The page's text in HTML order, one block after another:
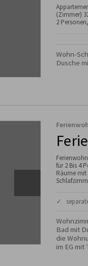
(Zimmer)
2
Wohn-
Dusche
für 2 Bis 4
Räume mit
✓
Bad mit
die
im EG mit